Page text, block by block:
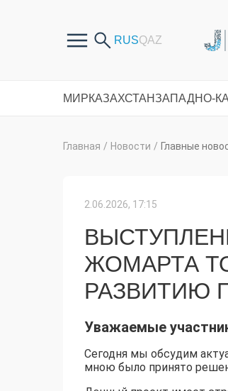
МИРКАЗАХСТАНЗАПАДНО-
Главная / Новости / Главные
2.06.2026, 17:15
ЖОМАРТА
РАЗВИТИЮ
Уважаемые
Сегодня мы обсудим
мною было принято